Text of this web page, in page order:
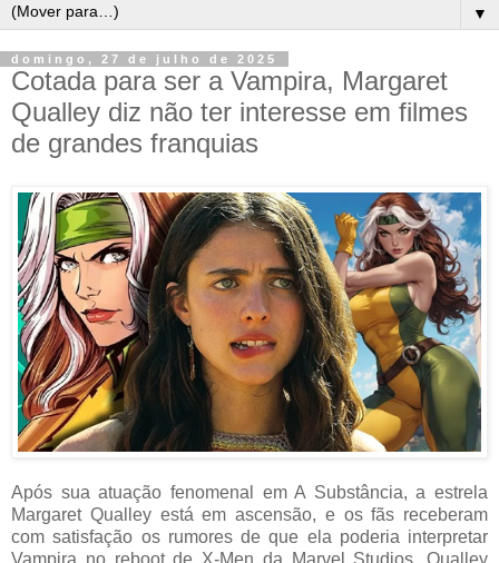
▼
domingo, 27 de julho de 2025
Cotada para ser a Vampira, Margaret
Qualley diz não ter interesse em filmes
de grandes franquias
Após sua atuação fenomenal em A Substância, a estrela
Margaret Qualley está em ascensão, e os fãs receberam
com satisfação os rumores de que ela poderia interpretar
Vampira no reboot de X-Men da Marvel Studios. Qualley